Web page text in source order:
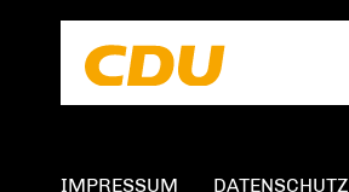
IMPRESSUM DATENSCHUTZ